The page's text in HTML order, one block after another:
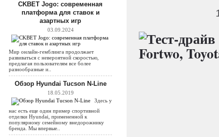
CKBET Jogo: современная
платформа для ставок и
азартных игр
03.09.2024
Мир онлайн-гемблинга продолжает
развиваться с невероятной скоростью,
предлагая пользователям все более
разнообразные и..
Обзор Hyundai Tucson N-Line
18.05.2019
Здесь у
нас есть еще один пример спортивной
отделки Hyundai, примененной к
популярному семейному внедорожнику
бренда. Мы впервые..